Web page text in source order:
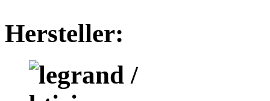
Hersteller: